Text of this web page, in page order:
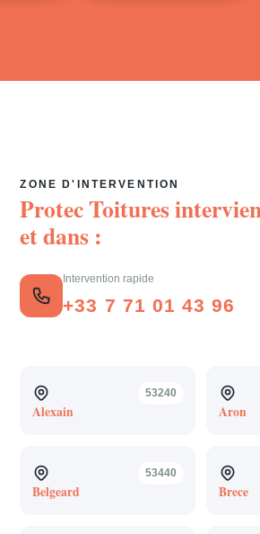
ZONE D'INTERVENTION
Protec Toitures
et dans :
Intervention rapide
+33 7 71 01 43 96
53240
Alexain Aron
53440
Belgeard Brece